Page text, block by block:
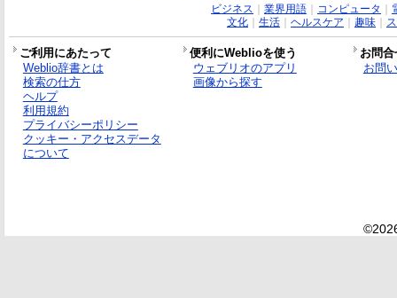
ビジネス 業界用語｜ コンピュータ
文化｜ 生活｜ ヘルスケア 趣味｜
ご利用にあたって 便利にWeblioを使う
お問
Weblio辞書とは
検索の仕方
ヘルプ
利用規約
プライバシーポリシー
クッキー・アクセスデータ
について
ウェブリオのアプリ
画像から探す
お問